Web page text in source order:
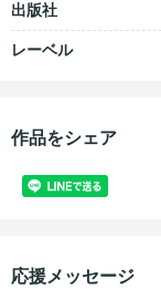
出版社
レーベル
作品をシェア
応援メッセージ